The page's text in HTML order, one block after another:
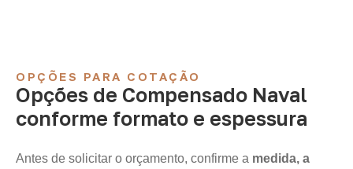
OPÇÕES PARA COTAÇÃO
Opções de Compensado Naval
conforme formato e espessura
Antes de solicitar o orçamento, confirme a medida, a